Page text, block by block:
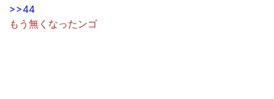
>>44
もう無くなったンゴ